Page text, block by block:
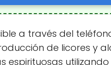
a través del teléfono
de licores y
espirituosas